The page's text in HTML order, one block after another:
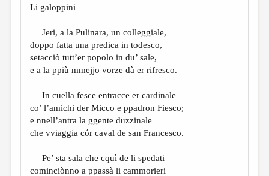
ТРЕДИАКОВСКИЙ
МЕДИА
ВКОНТАКТЕ
Li galoppini
Jeri, a la Pulinara, un colleggiale,
doppo fatta una predica in todesco,
setacciò tutt’er popolo in du’ sale,
e a la ppiù mmejjo vorze dà er rifresco.
In cuella fesce entracce er cardinale
co’ l’amichi der Micco e ppadron Fiesco;
e nnell’antra la ggente duzzinale
che vviaggia cór caval de san Francesco.
Pe’ sta sala che cquì de li spedati
cominciònno a ppassà li cammorieri